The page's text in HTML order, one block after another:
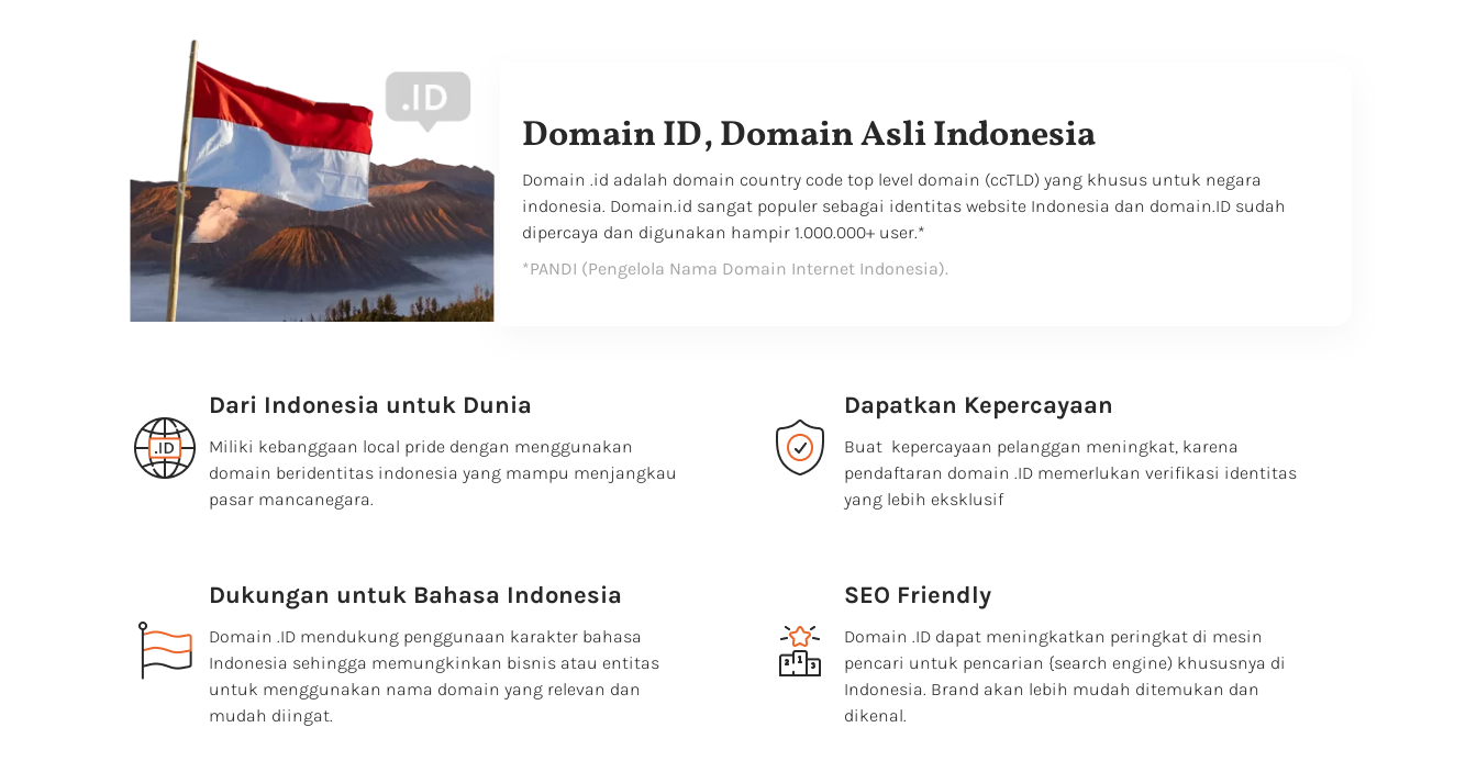
Domain ID, Domain Asli Indonesia
Domain .id adalah domain country code top level domain (ccTLD) yang khusus untuk negara
indonesia. Domain.id sangat populer sebagai identitas website Indonesia dan domain.ID sudah
dipercaya dan digunakan hampir 1.000.000+ user.*
*PANDI (Pengelola Nama Domain Internet Indonesia).
Dari Indonesia untuk Dunia
Miliki kebanggaan local pride dengan menggunakan
domain beridentitas indonesia yang mampu menjangkau
pasar mancanegara.
Dapatkan Kepercayaan
Buat kepercayaan pelanggan meningkat, karena
pendaftaran domain .ID memerlukan verifikasi identitas
yang lebih eksklusif
Dukungan untuk Bahasa Indonesia
Domain .ID mendukung penggunaan karakter bahasa
Indonesia sehingga memungkinkan bisnis atau entitas
untuk menggunakan nama domain yang relevan dan
mudah diingat.
SEO Friendly
Domain .ID dapat meningkatkan peringkat di mesin
pencari untuk pencarian {search engine) khususnya di
Indonesia. Brand akan lebih mudah ditemukan dan
dikenal.